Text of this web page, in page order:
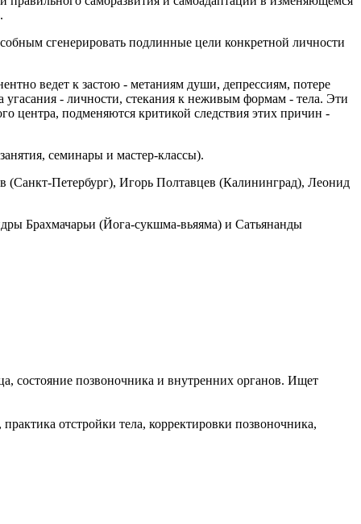
сгенерировать подлинные цели конкретной личности
ведет к застою - метаниям души, депрессиям, потере
- личности, стекания к неживым формам - тела. Эти
центра, подменяются критикой следствия этих причин -
семинары и мастер-классы).
(Санкт-Петербург), Игорь Полтавцев (Калининград), Леонид
Брахмачарьи (Йога-сукшма-вьяяма) и Сатьянанды
состояние позвоночника и внутренних органов. Ищет
отстройки тела, корректировки позвоночника,